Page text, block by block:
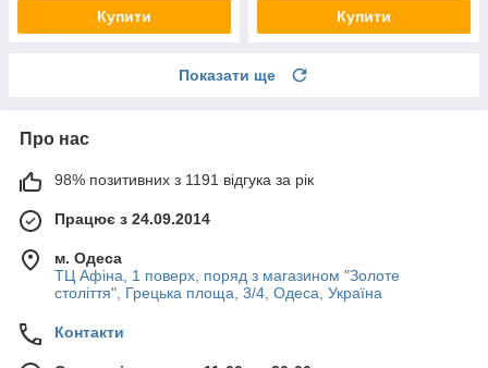
Купити Купити
Показати ще
Про нас
98% позитивних з 1191 відгука за рік
Працює з 24.09.2014
м. Одеса
ТЦ Афіна, 1 поверх, поряд з магазином "Золоте
століття", Грецька площа, 3/4, Одеса, Україна
Контакти